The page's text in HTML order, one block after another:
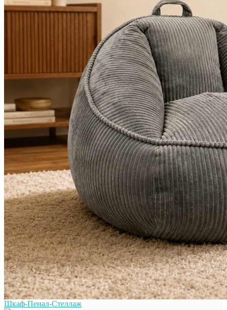
Шкаф-Пенал-Стеллаж